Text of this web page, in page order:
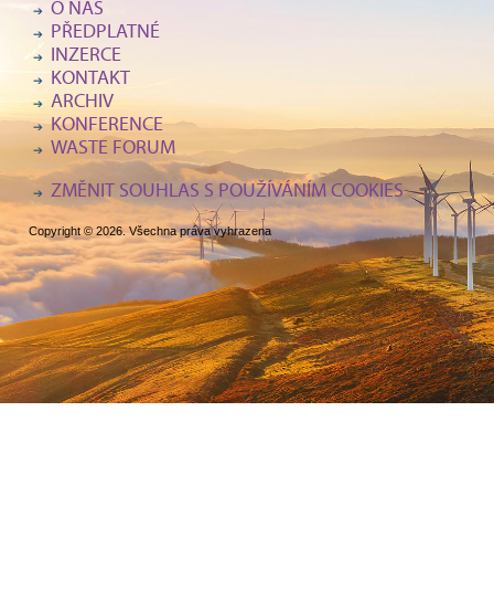
O NÁS
PŘEDPLATNÉ
INZERCE
KONTAKT
ARCHIV
KONFERENCE
WASTE FORUM
ZMĚNIT SOUHLAS S POUŽÍVÁNÍM COOKIES
Copyright © 2026. Všechna práva vyhrazena